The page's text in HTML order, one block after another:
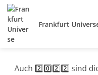
Frankfurt
Auch 2️⃣0️⃣2️⃣2️⃣ sind